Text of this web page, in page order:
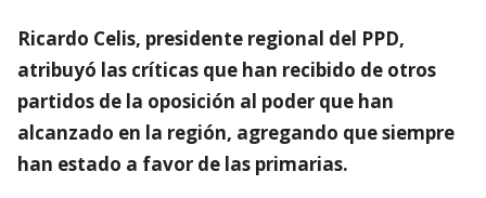
Ricardo Celis, presidente regional del PPD,
atribuyó las críticas que han recibido de otros
partidos de la oposición al poder que han
alcanzado en la región, agregando que siempre
han estado a favor de las primarias.